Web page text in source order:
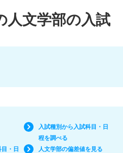
人文学部の入試
入試種別から入試科目・日
程を調べる
・日
人文学部の偏差値を見る